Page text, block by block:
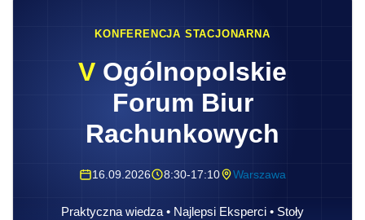
KONFERENCJA STACJONARNA
V Ogólnopolskie
Forum Biur
Rachunkowych
16.09.2026 8:30-17:10 Warszawa
Praktyczna wiedza • Najlepsi Eksperci • Stoły